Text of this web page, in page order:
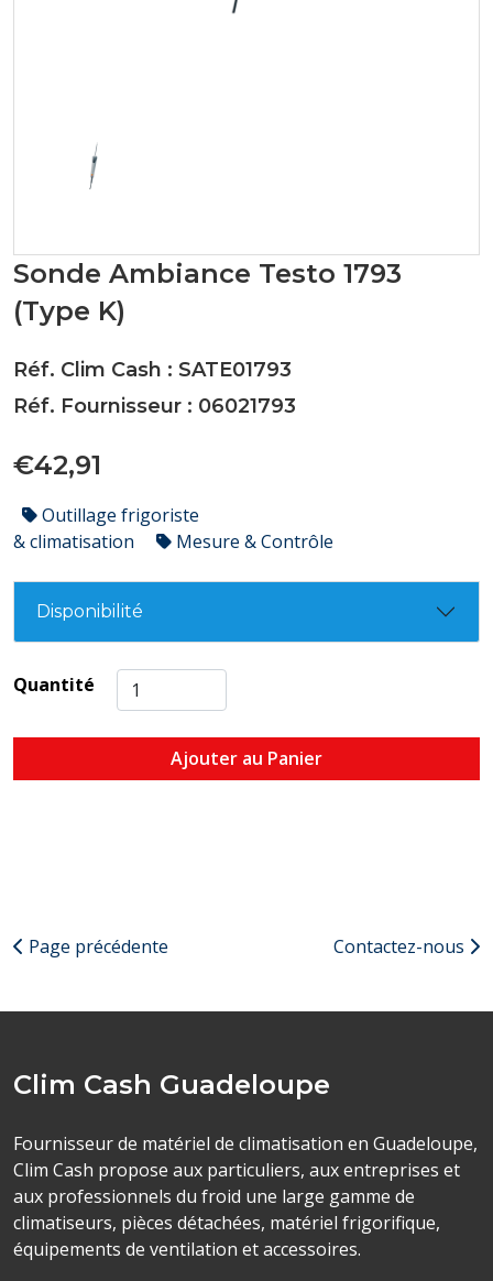
Sonde Ambiance Testo 1793
(Type K)
Réf. Clim Cash : SATE01793
Réf. Fournisseur : 06021793
€42,91
Outillage frigoriste
& climatisation
Mesure & Contrôle
Disponibilité
Quantité
Ajouter au Panier
Page précédente Contactez-nous
Clim Cash Guadeloupe
Fournisseur de matériel de climatisation en Guadeloupe,
Clim Cash propose aux particuliers, aux entreprises et
aux professionnels du froid une large gamme de
climatiseurs, pièces détachées, matériel frigorifique,
équipements de ventilation et accessoires.